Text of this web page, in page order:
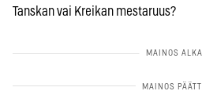
Tanskan vai Kreikan mestaruus?